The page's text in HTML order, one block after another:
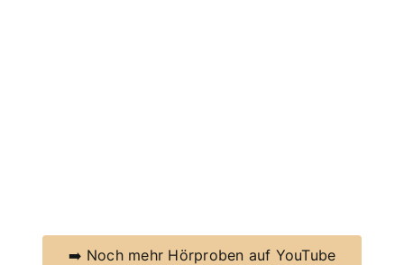
➡️ Noch mehr Hörproben auf YouTube